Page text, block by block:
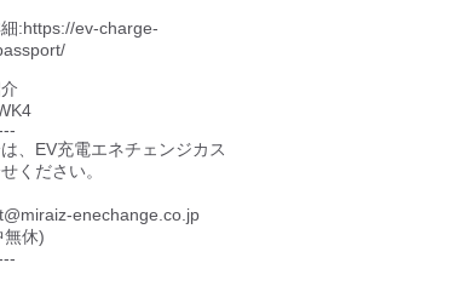
:https://ev-charge-
、EV充電エネチェンジカス
ください。
enechange.co.jp
無休)